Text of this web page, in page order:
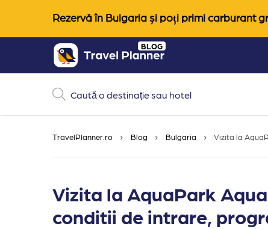
Rezervă în Bulgaria și poți primi carburant
content
BLOG
TravelPlanner.ro Blog Bulgaria Vizita la
Vizita la AquaPark
conditii de intrare,